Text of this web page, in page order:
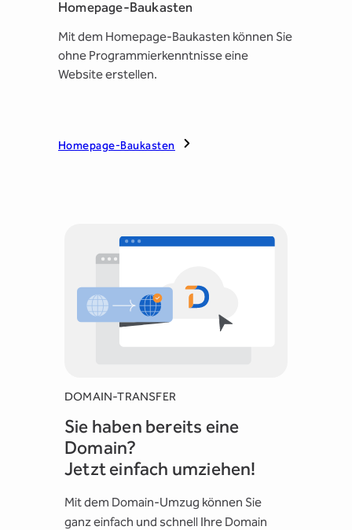
Homepage-Baukasten
Mit dem Homepage-Baukasten können Sie
ohne Programmierkenntnisse eine
Website erstellen.
Homepage-Baukasten
DOMAIN-TRANSFER
Sie haben bereits eine
Domain?
Jetzt einfach umziehen!
Mit dem Domain-Umzug können Sie
ganz einfach und schnell Ihre Domain